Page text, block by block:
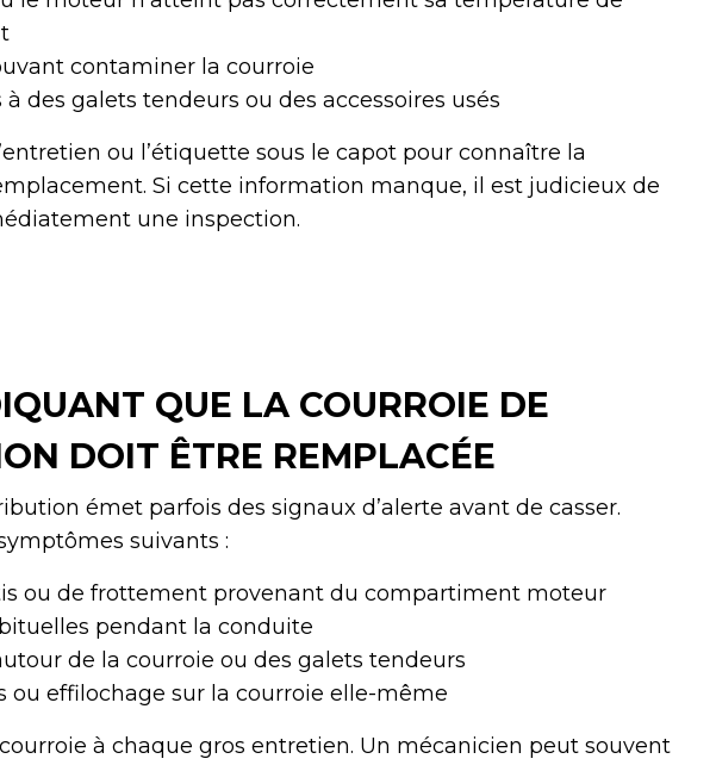
contaminer la courroie
des galets tendeurs ou des accessoires usés
ou l’étiquette sous le capot pour connaître la
Si cette information manque, il est judicieux de
une inspection.
QUE LA COURROIE DE
DOIT ÊTRE REMPLACÉE
émet parfois des signaux d’alerte avant de casser.
suivants :
ou de frottement provenant du compartiment moteur
pendant la conduite
de la courroie ou des galets tendeurs
ou effilochage sur la courroie elle-même
à chaque gros entretien. Un mécanicien peut souvent